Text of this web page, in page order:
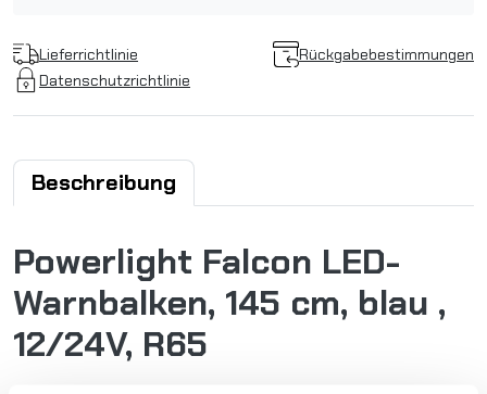
Lieferrichtlinie
Rückgabebestimmungen
Datenschutzrichtlinie
Beschreibung
Powerlight Falcon LED-
Warnbalken, 145 cm, blau ,
12/24V, R65